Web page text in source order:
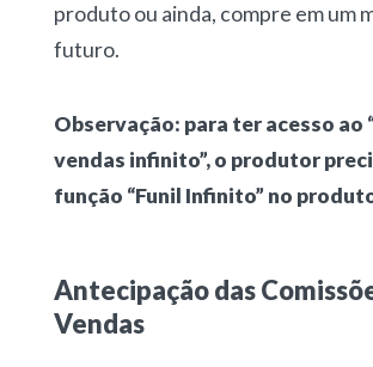
produto ou ainda, compre em um
futuro.
Observação: para ter acesso ao
vendas infinito”, o produtor
função “Funil Infinito” no
Antecipação das
Vendas